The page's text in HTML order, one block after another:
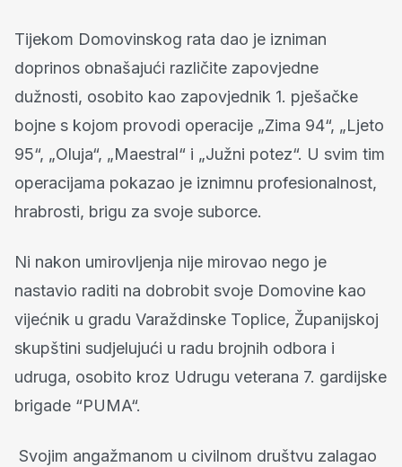
Tijekom Domovinskog rata dao je izniman
doprinos obnašajući različite zapovjedne
dužnosti, osobito kao zapovjednik 1. pješačke
bojne s kojom provodi operacije „Zima 94“, „Ljeto
95“, „Oluja“, „Maestral“ i „Južni potez“. U svim tim
operacijama pokazao je iznimnu profesionalnost,
hrabrosti, brigu za svoje suborce.
Ni nakon umirovljenja nije mirovao nego je
nastavio raditi na dobrobit svoje Domovine kao
vijećnik u gradu Varaždinske Toplice, Županijskoj
skupštini sudjelujući u radu brojnih odbora i
udruga, osobito kroz Udrugu veterana 7. gardijske
brigade “PUMA“.
Svojim angažmanom u civilnom društvu zalagao